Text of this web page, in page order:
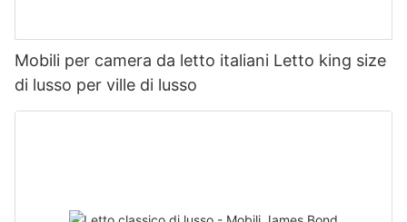
Mobili per camera da letto italiani Letto king size
di lusso per ville di lusso